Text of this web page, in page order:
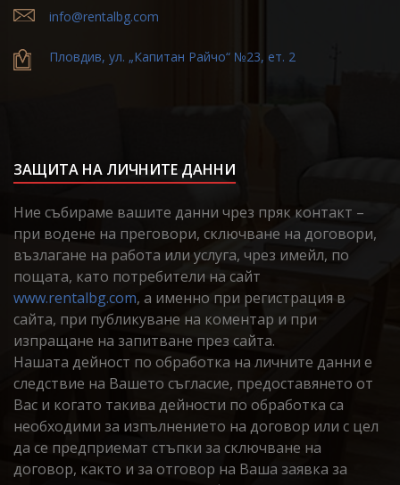
info@rentalbg.com
Пловдив, ул. „Капитан Райчо“ №23, ет. 2
ЗАЩИТА НА ЛИЧНИТЕ ДАННИ
Ние събираме вашите данни чрез пряк контакт –
при водене на преговори, сключване на договори,
възлагане на работа или услуга, чрез имейл, по
пощата, като потребители на сайт
www.rentalbg.com, а именно при регистрация в
сайта, при публикуване на коментар и при
изпращане на запитване през сайта.
Нашата дейност по обработка на личните данни е
следствие на Вашето съгласие, предоставянето от
Вас и когато такива дейности по обработка са
необходими за изпълнението на договор или с цел
да се предприемат стъпки за сключване на
договор, както и за отговор на Ваша заявка за